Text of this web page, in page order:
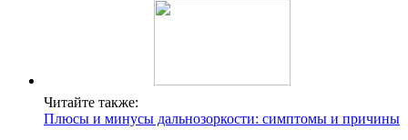
Читайте также:
Плюсы и минусы дальнозоркости: симптомы и причины